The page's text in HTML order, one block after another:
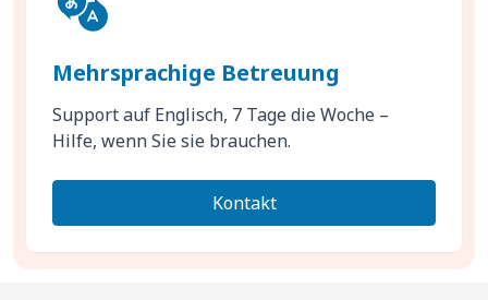
Mehrsprachige Betreuung
Support auf Englisch, 7 Tage die Woche –
Hilfe, wenn Sie sie brauchen.
Kontakt